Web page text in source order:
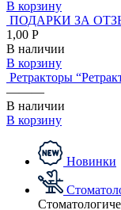
В корзину
ПОДАРКИ ЗА
1,00 Р
В наличии
В корзину
Ретракторы
———
В наличии
В корзину
Новинки